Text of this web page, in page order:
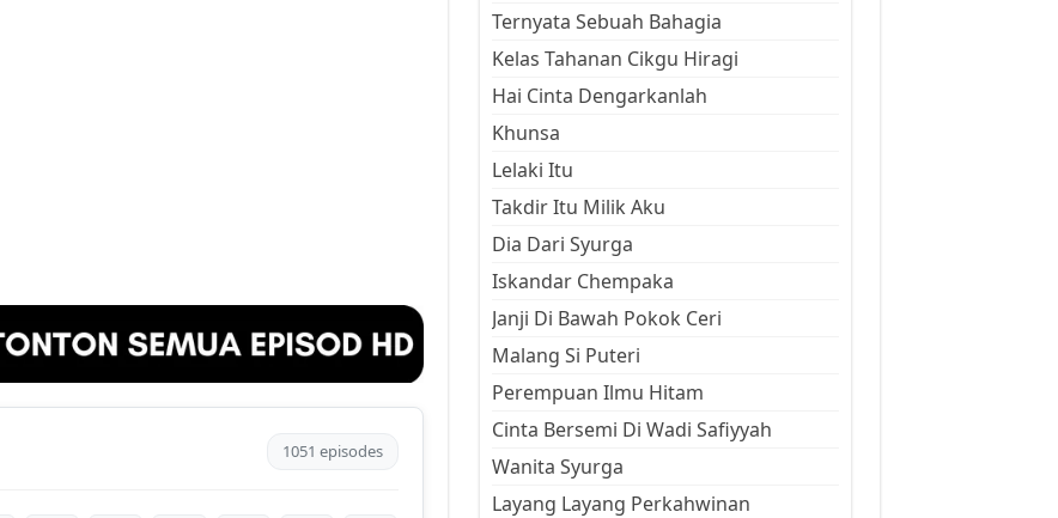
1051 episodes
Ternyata Sebuah Bahagia
Kelas Tahanan Cikgu Hiragi
Hai Cinta Dengarkanlah
Khunsa
Lelaki Itu
Takdir Itu Milik Aku
Dia Dari Syurga
Iskandar Chempaka
Janji Di Bawah Pokok Ceri
Malang Si Puteri
Perempuan Ilmu Hitam
Cinta Bersemi Di Wadi Safiyyah
Wanita Syurga
Layang Layang Perkahwinan